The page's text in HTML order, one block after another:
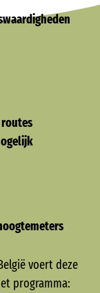
voert deze
programma: